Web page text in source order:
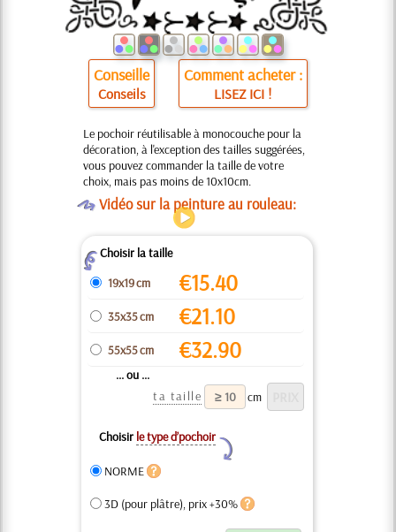
Conseille
Conseils
Comment acheter :
LISEZ ICI !
Le pochoir réutilisable à monocouche pour la
décoration, à l'exception des tailles suggérées,
vous pouvez commander la taille de votre
choix, mais pas moins de 10x10cm.
OVidéo sur la peinture au rouleau:
ZChoisir la taille
19x19 cm
€15.40
35x35 cm €21.10
55x55 cm €32.90
... ou ...
ta taille
cm
Choisir le type d’pochoir
Y
NORME
3D (pour plâtre), prix +30%